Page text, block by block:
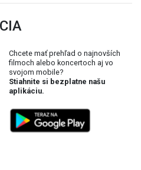
Chcete mať prehľad o najnovších
filmoch alebo koncertoch aj vo
svojom mobile?
Stiahnite si bezplatne našu
aplikáciu.